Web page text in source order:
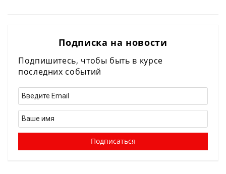
Подписка на новости
Подпишитесь, чтобы быть в курсе
последних событий